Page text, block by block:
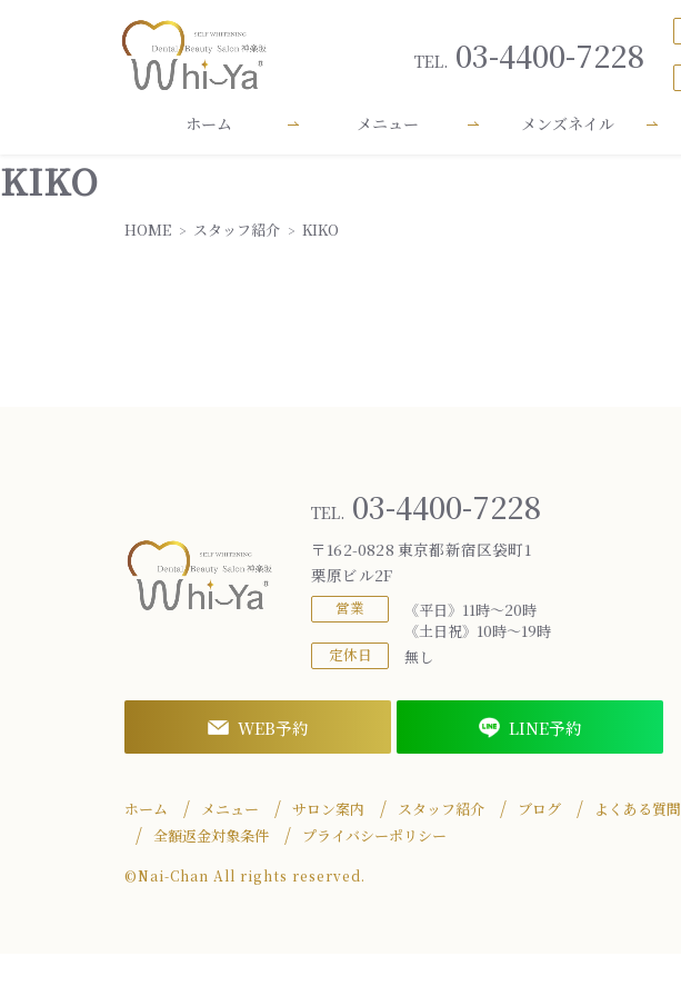
TEL. 03-4400-7228
ホーム メニュー メンズネイル
KIKO
HOME スタッフ紹介 KIKO
TEL. 03-4400-7228
〒162-0828 東京都新宿区袋町1
栗原ビル2F
営業
《平日》11時～20時
《土日祝》10時～19時
定休日 無し
WEB予約 LINE予約
ホーム メニュー サロン案内 スタッフ紹介 ブログ
よくある質問
全額返金対象条件
プライバシーポリシー
©Nai-Chan All rights reserved.